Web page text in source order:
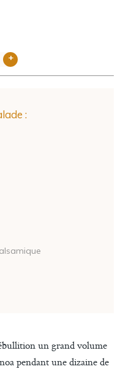
+
:
un grand volume
pendant une dizaine de